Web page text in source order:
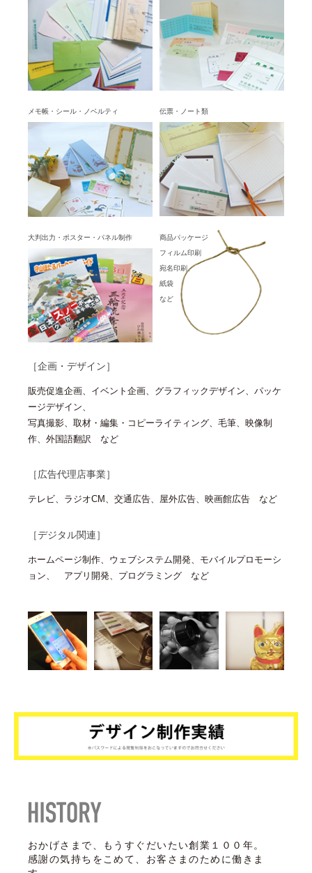
メモ帳・シール・ノベルティ 伝票・ノート類
大判出力・ポスター・パネル制作
商品パッケージ
フィルム印刷
宛名印刷、
紙袋
など
［企画・デザイン］
販売促進企画、イベント企画、グラフィックデザイン、パッケ
ージデザイン、
写真撮影、取材・編集・コピーライティング、毛筆、映像制
作、外国語翻訳 など
［広告代理店事業］
テレビ、ラジオCM、交通広告、屋外広告、映画館広告 など
［デジタル関連］
ホームページ制作、ウェブシステム開発、モバイルプロモーシ
ョン、 アプリ開発、プログラミング など
おかげさまで、もうすぐだいたい創業１００年。
感謝の気持ちをこめて、お客さまのために働きま